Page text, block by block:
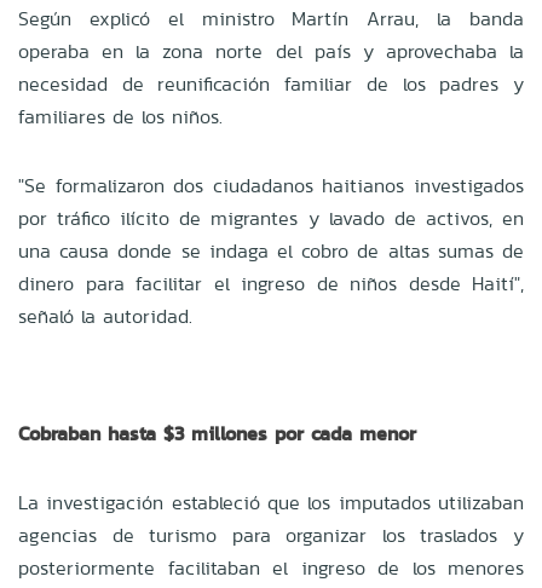
Según explicó el ministro Martín Arrau, la banda
operaba en la zona norte del país y aprovechaba la
necesidad de reunificación familiar de los padres y
familiares de los niños.
"Se formalizaron dos ciudadanos haitianos investigados
por tráfico ilícito de migrantes y lavado de activos, en
una causa donde se indaga el cobro de altas sumas de
dinero para facilitar el ingreso de niños desde Haití",
señaló la autoridad.
Cobraban hasta $3 millones por cada menor
La investigación estableció que los imputados utilizaban
agencias de turismo para organizar los traslados y
posteriormente facilitaban el ingreso de los menores